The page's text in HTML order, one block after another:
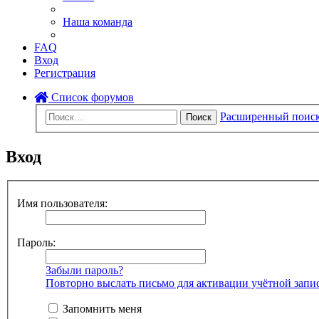
Наша команда
FAQ
Вход
Регистрация
Список форумов
Поиск Расширенный
Вход
Имя пользователя:
Пароль:
Забыли пароль?
Повторно выслать письмо для активации учётной
Запомнить меня